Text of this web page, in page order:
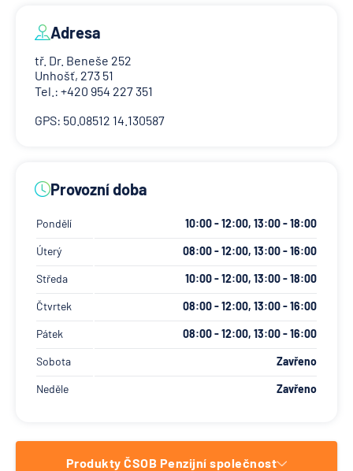
Adresa
tř. Dr. Beneše 252
Unhošť, 273 51
Tel.: +420 954 227 351
GPS: 50.08512 14.130587
Provozní doba
Pondělí 10:00 - 12:00, 13:00 - 18:00
Úterý 08:00 - 12:00, 13:00 - 16:00
Středa 10:00 - 12:00, 13:00 - 18:00
Čtvrtek 08:00 - 12:00, 13:00 - 16:00
Pátek 08:00 - 12:00, 13:00 - 16:00
Sobota Zavřeno
Neděle Zavřeno
Produkty ČSOB Penzijní společnost